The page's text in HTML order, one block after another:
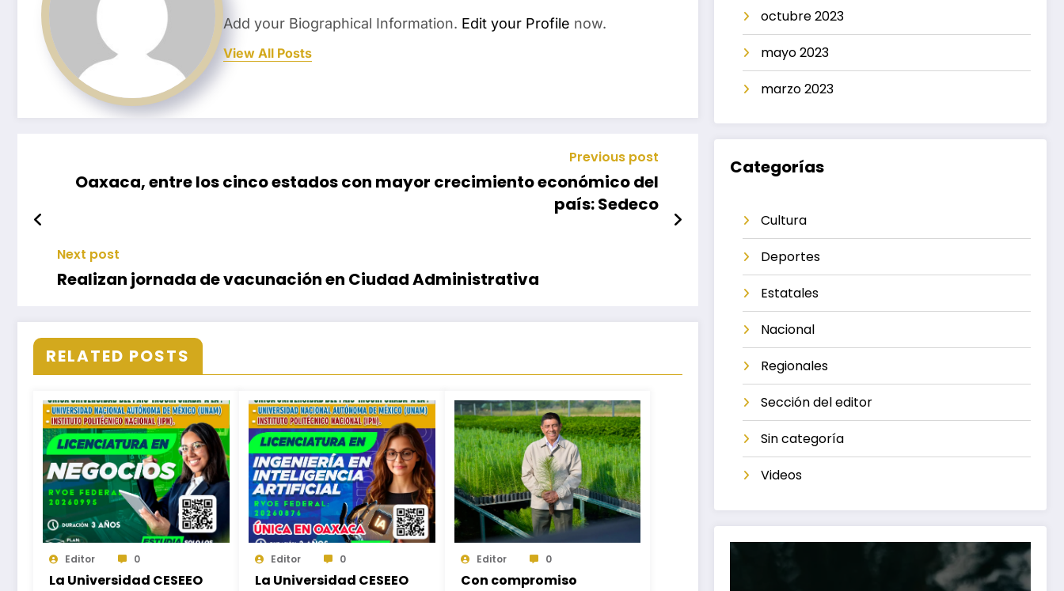
Add your Biographical Information. Edit your Profile now.
View All Posts
Previous post
Oaxaca, entre los cinco estados con mayor crecimiento económico del
país: Sedeco
Next post
Realizan jornada de vacunación en Ciudad Administrativa
RELATED POSTS
Editor 0
La Universidad CESEEO
Editor 0
La Universidad CESEEO
Editor 0
Con compromiso
octubre 2023
mayo 2023
marzo 2023
Categorías
Cultura
Deportes
Estatales
Nacional
Regionales
Sección del editor
Sin categoría
Videos